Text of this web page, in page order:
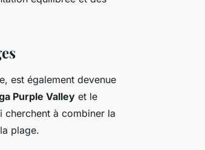
est également devenue
Purple Valley et le
cherchent à combiner la
plage.